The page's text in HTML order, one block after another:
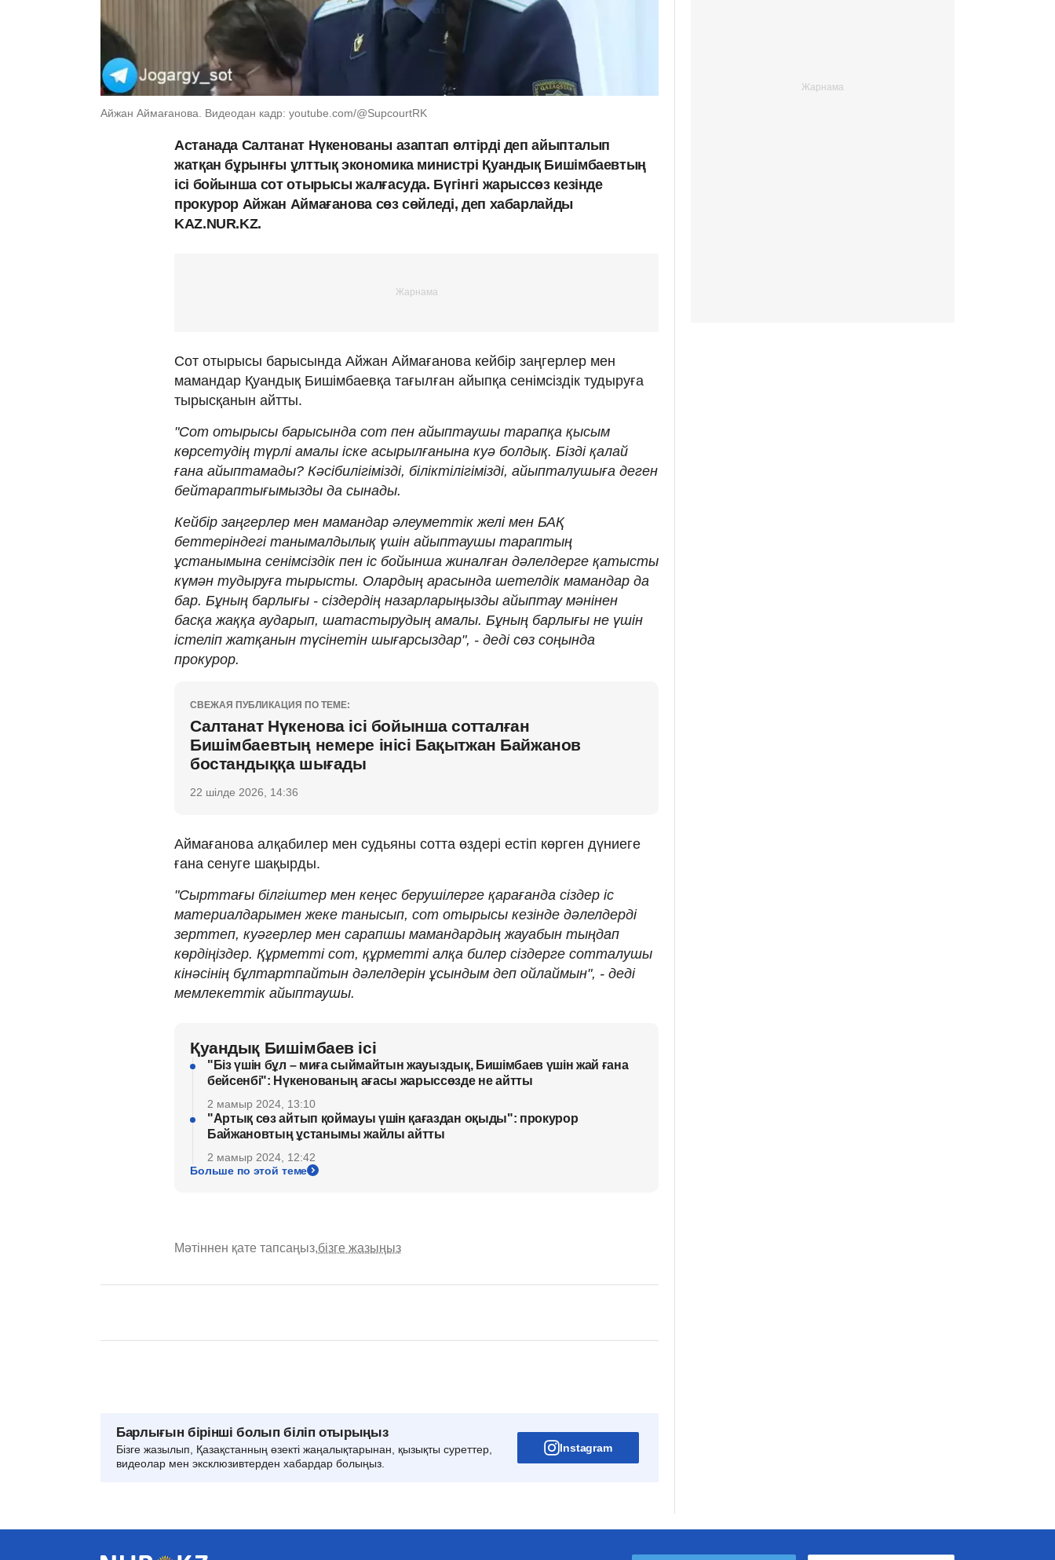
Айжан Аймағанова. Видеодан кадр: youtube.com/@SupcourtRK
Астанада Салтанат Нүкенованы азаптап өлтірді деп айыпталып
жатқан бұрынғы ұлттық экономика министрі Қуандық Бишімбаевтың
ісі бойынша сот отырысы жалғасуда. Бүгінгі жарыссөз кезінде
прокурор Айжан Аймағанова сөз сөйледі, деп хабарлайды
KAZ.NUR.KZ.
Сот отырысы барысында Айжан Аймағанова кейбір заңгерлер мен
мамандар Қуандық Бишімбаевқа тағылған айыпқа сенімсіздік тудыруға
тырысқанын айтты.
"Сот отырысы барысында сот пен айыптаушы тарапқа қысым
көрсетудің түрлі амалы іске асырылғанына куә болдық. Бізді қалай
ғана айыптамады? Кәсібилігімізді, біліктілігімізді, айыпталушыға деген
бейтараптығымызды да сынады.
Кейбір заңгерлер мен мамандар әлеуметтік желі мен БАҚ
беттеріндегі танымалдылық үшін айыптаушы тараптың
ұстанымына сенімсіздік пен іс бойынша жиналған дәлелдерге қатысты
күмән тудыруға тырысты. Олардың арасында шетелдік мамандар да
бар. Бұның барлығы - сіздердің назарларыңызды айыптау мәнінен
басқа жаққа аударып, шатастырудың амалы. Бұның барлығы не үшін
істеліп жатқанын түсінетін шығарсыздар", - деді сөз соңында
прокурор.
СВЕЖАЯ ПУБЛИКАЦИЯ ПО ТЕМЕ:
Салтанат Нүкенова ісі бойынша сотталған
Бишімбаевтың немере інісі Бақытжан Байжанов
бостандыққа шығады
22 шілде 2026, 14:36
Аймағанова алқабилер мен судьяны сотта өздері естіп көрген дүниеге
ғана сенуге шақырды.
"Сырттағы білгіштер мен кеңес берушілерге қарағанда сіздер іс
материалдарымен жеке танысып, сот отырысы кезінде дәлелдерді
зерттеп, куәгерлер мен сарапшы мамандардың жауабын тыңдап
көрдіңіздер. Құрметті сот, құрметті алқа билер сіздерге сотталушы
кінәсінің бұлтартпайтын дәлелдерін ұсындым деп ойлаймын", - деді
мемлекеттік айыптаушы.
Қуандық Бишімбаев ісі
"Біз үшін бұл – миға сыймайтын жауыздық, Бишімбаев үшін жай ғана
бейсенбі": Нүкенованың ағасы жарыссөзде не айтты
2 мамыр 2024, 13:10
"Артық сөз айтып қоймауы үшін қағаздан оқыды": прокурор
Байжановтың ұстанымы жайлы айтты
2 мамыр 2024, 12:42
Больше по этой теме
Мәтіннен қате тапсаңыз,бізге жазыңыз
Барлығын бірінші болып біліп отырыңыз
Бізге жазылып, Қазақстанның өзекті жаңалықтарынан, қызықты суреттер,
видеолар мен эксклюзивтерден хабардар болыңыз.
Instagram